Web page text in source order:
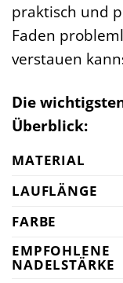
praktisch und
Faden
verstauen
Die
Überblick:
MATERIAL
LAUFLÄNGE
FARBE
EMPFOHLENE
NADELSTÄRKE